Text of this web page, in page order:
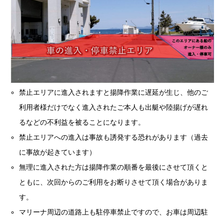
禁止エリアに進入されますと揚降作業に遅延が生じ、他のご
利用者様だけでなく進入されたご本人も出艇や陸揚げが遅れ
るなどの不利益を被ることになります。
禁止エリアへの進入は事故も誘発する恐れがあります（過去
に事故が起きています）
無理に進入された方は揚降作業の順番を最後にさせて頂くと
ともに、次回からのご利用をお断りさせて頂く場合がありま
す。
マリーナ周辺の道路上も駐停車禁止ですので、お車は周辺駐